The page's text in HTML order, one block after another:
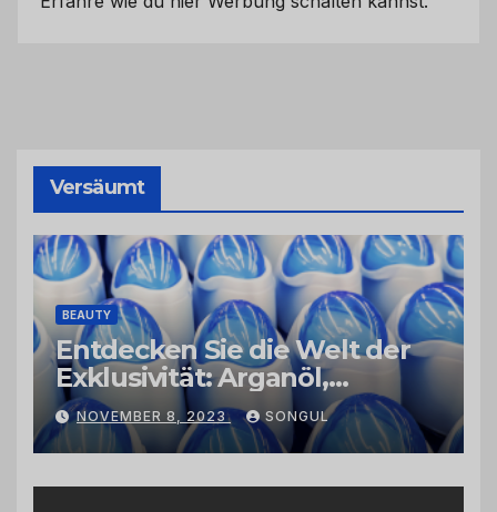
Versäumt
BEAUTY
Entdecken Sie die Welt der
Exklusivität: Arganöl,
Kaktusfeigenkernöl und
Schwarzkümmelöl von
vertrauenswürdigen
Großhändlern und Anbietern
NOVEMBER 8, 2023 SONGUL